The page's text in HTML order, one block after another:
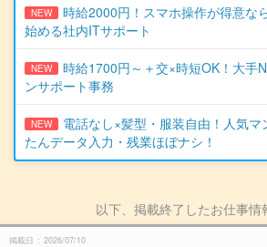
NEW
時給2000円！スマホ操作が得意な
始める社内ITサポート
NEW
時給1700円～＋交×時短OK！大手
ンサポート事務
NEW
電話なし×髪型・服装自由！人気マ
たんデータ入力・残業ほぼナシ！
以下、掲載終了したお仕事情
掲載日 2026/07/10